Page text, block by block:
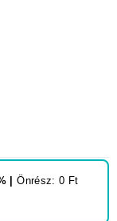
|Önrész: 0 Ft